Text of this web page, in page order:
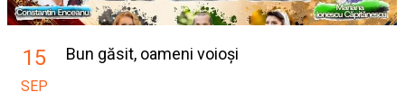
15
SEP
Bun găsit, oameni voioși